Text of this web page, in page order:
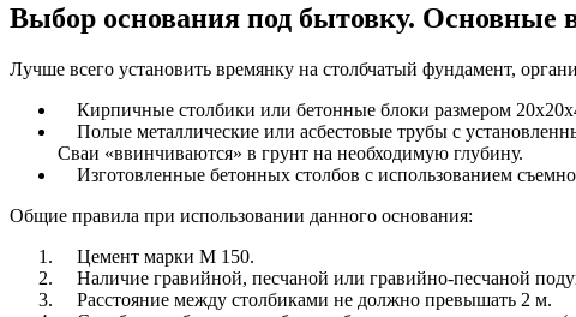
Выбор основания под бытовку. Основные
Лучше всего установить времянку на столбчатый фундамент,
Кирпичные столбики или бетонные блоки размером
Полые металлические или асбестовые трубы с
Сваи «ввинчиваются» в грунт на необходимую глубину.
Изготовленные бетонных столбов с использованием
Общие правила при использовании данного основания:
Цемент марки М 150.
Наличие гравийной, песчаной или гравийно-песчаной
Расстояние между столбиками не должно превышать 2 м.